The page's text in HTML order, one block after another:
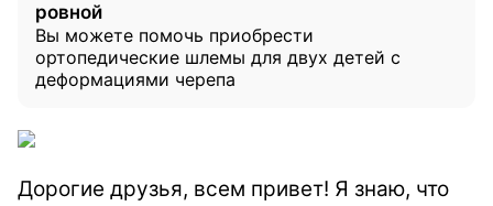
ровной
Вы можете помочь приобрести
ортопедические шлемы для двух детей с
деформациями черепа
Дорогие друзья, всем привет! Я знаю, что